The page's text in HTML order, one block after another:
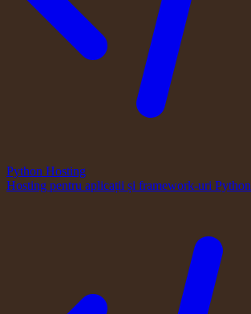
Python Hosting
Hosting pentru aplicații și framework-uri Python